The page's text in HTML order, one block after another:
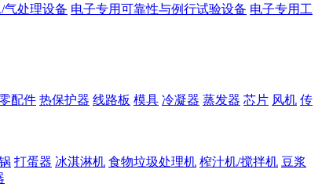
气处理设备 电子专用可靠性与例行试验设备 电子专用工
配件 热保护器 线路板 模具 冷凝器 蒸发器 芯片 风机 传
打蛋器 冰淇淋机 食物垃圾处理机 榨汁机/搅拌机 豆浆